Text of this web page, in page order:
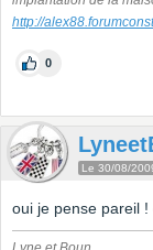
http://
0
Le 30/08/
oui je pense pareil